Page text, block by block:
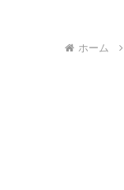
ホーム